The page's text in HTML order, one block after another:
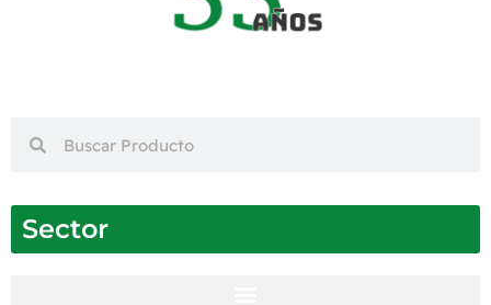
Sector